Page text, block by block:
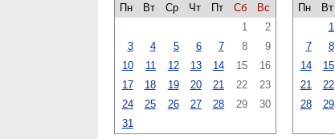
Пн
Вт Ср Чт Пт Сб
Вс
1
2
3
4 5 6 7 8
9
10
11 12 13 14 15
16
17
18 19 20 21 22
23
24
25 26 27 28 29
30
31
Пн
Вт
1
7
8
14
15
21
22
28
29